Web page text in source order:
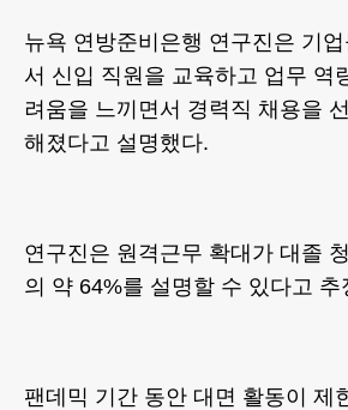
뉴욕 연방준비은행 연구진은 기
서 신입 직원을 교육하고 업무 역
려움을 느끼면서 경력직 채용을
해졌다고 설명했다.
연구진은 원격근무 확대가 대졸
의 약 64%를 설명할 수 있다고 추
팬데믹 기간 동안 대면 활동이 제